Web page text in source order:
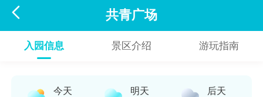
 共青广场
入园信息 景区介绍 游玩指南
今天 明天 后天